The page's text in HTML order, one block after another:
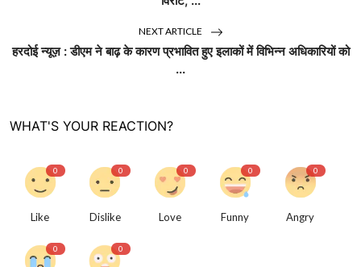
NEXT ARTICLE
हरदोई न्यूज़ : डीएम ने बाढ़ के कारण प्रभावित हुए इलाकों में विभिन्न अधिकारियों को
...
WHAT'S YOUR REACTION?
0
Like
0
Dislike
0
Love
0
Funny
0
Angry
0 0